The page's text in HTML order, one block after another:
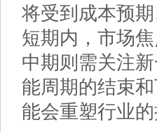
将受到成本预
短期内，市场
中期则需关注
能周期的结束
能会重塑行业